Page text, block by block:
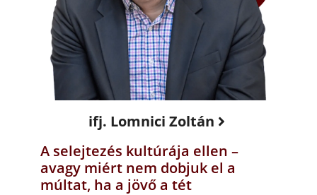
ifj. Lomnici Zoltán
A selejtezés kultúrája ellen –
avagy miért nem dobjuk el a
múltat, ha a jövő a tét